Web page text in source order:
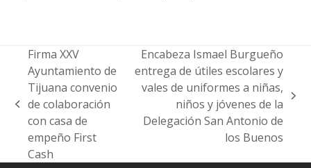
previous
post:
Firma XXV
Ayuntamiento de
Tijuana convenio
de colaboración
con casa de
empeño First
Cash
post:
Encabeza Ismael Burgueño
entrega de útiles escolares y
vales de uniformes a niñas,
niños y jóvenes de la
Delegación San Antonio de
los Buenos